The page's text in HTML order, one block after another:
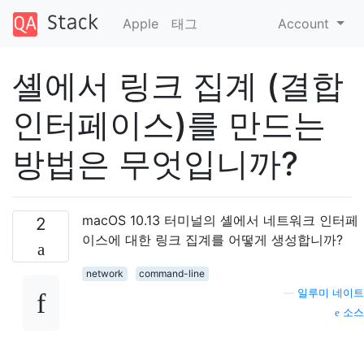
Apple 태그 Account
셸에서 링크 집계 (결합
인터페이스)를 만드는
방법은 무엇입니까?
2
macOS 10.13 터미널의 셸에서 네트워크 인터페
이스에 대한 링크 집계를 어떻게 생성합니까?
network
command-line
일루미 네이트
소스